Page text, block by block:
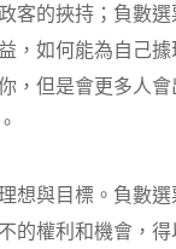
客的挾持；負數
，如何能為自己
，但是會更多人
與目標。負數
的權利和機會，